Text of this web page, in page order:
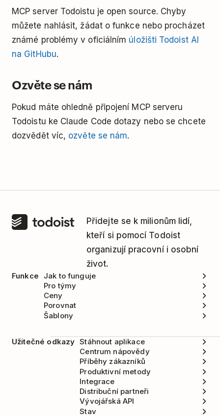
MCP server Todoistu je open source. Chyby
můžete nahlásit, žádat o funkce nebo procházet
známé problémy v oficiálním úložišti Todoist AI
na GitHubu.
Ozvěte se nám
Pokud máte ohledně připojení MCP serveru
Todoistu ke Claude Code dotazy nebo se chcete
dozvědět víc, ozvěte se nám.
Přidejte se k milionům lidí,
kteří si pomocí Todoist
organizují pracovní i osobní
život.
Funkce
Jak to funguje
Pro týmy
Ceny
Porovnat
Šablony
Užitečné odkazy Stáhnout aplikace
Centrum nápovědy
Příběhy zákazníků
Produktivní metody
Integrace
Distribuční partneři
Vývojářská API
Stav